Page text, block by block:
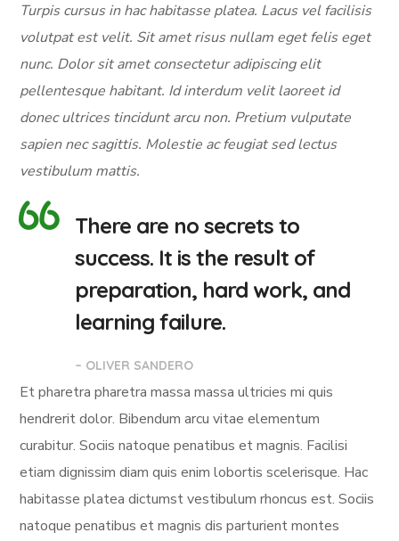
Turpis cursus in hac habitasse platea. Lacus vel facilisis
volutpat est velit. Sit amet risus nullam eget felis eget
nunc. Dolor sit amet consectetur adipiscing elit
pellentesque habitant. Id interdum velit laoreet id
donec ultrices tincidunt arcu non. Pretium vulputate
sapien nec sagittis. Molestie ac feugiat sed lectus
vestibulum mattis.
There are no secrets to
success. It is the result of
preparation, hard work, and
learning failure.
– OLIVER SANDERO
Et pharetra pharetra massa massa ultricies mi quis
hendrerit dolor. Bibendum arcu vitae elementum
curabitur. Sociis natoque penatibus et magnis. Facilisi
etiam dignissim diam quis enim lobortis scelerisque. Hac
habitasse platea dictumst vestibulum rhoncus est. Sociis
natoque penatibus et magnis dis parturient montes